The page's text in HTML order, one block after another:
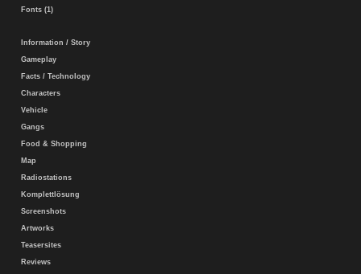
Fonts (1)
Information / Story
Gameplay
Facts / Technology
Characters
Vehicle
Gangs
Food & Shopping
Map
Radiostations
Komplettlösung
Screenshots
Artworks
Teasersites
Reviews